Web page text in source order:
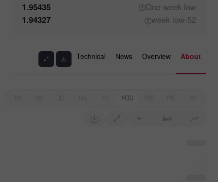
One week low
1.95435
52-week
low
1.94327
About
Overview
News
Technical
M30
خط